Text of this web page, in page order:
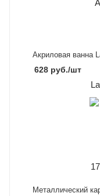
Акриловая ванна
628руб./шт
Металлический